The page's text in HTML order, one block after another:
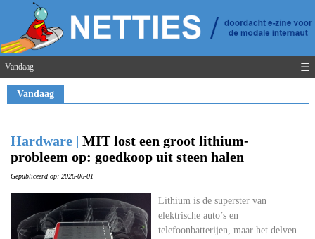
Vandaag ☰
Vandaag
Hardware | MIT lost een groot lithium-
probleem op: goedkoop uit steen halen
Gepubliceerd op: 2026-06-01
Lithium is de superster van
elektrische auto’s en
telefoonbatterijen, maar het delven